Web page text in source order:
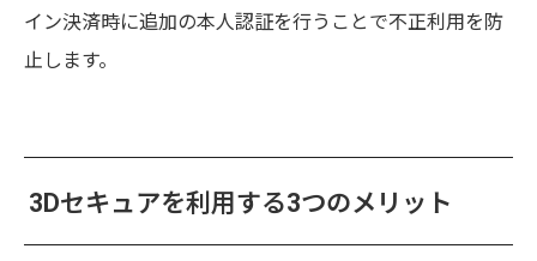
イン決済時に追加の本人認証を行うことで不正利用を防
止します。
3Dセキュアを利用する3つのメリット